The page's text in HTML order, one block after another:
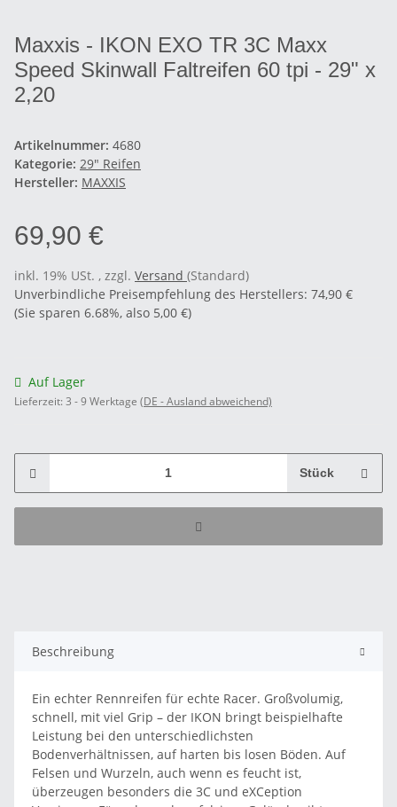
Maxxis - IKON EXO TR 3C Maxx
Speed Skinwall Faltreifen 60 tpi - 29" x
2,20
Artikelnummer: 4680
Kategorie: 29" Reifen
Hersteller: MAXXIS
69,90 €
inkl. 19% USt. , zzgl. Versand (Standard)
Unverbindliche Preisempfehlung des Herstellers: 74,90 €
(Sie sparen 6.68%, also 5,00 €)
Auf Lager
Lieferzeit: 3 - 9 Werktage (DE - Ausland abweichend)
Stück
Beschreibung
Ein echter Rennreifen für echte Racer. Großvolumig,
schnell, mit viel Grip – der IKON bringt beispielhafte
Leistung bei den unterschiedlichsten
Bodenverhältnissen, auf harten bis losen Böden. Auf
Felsen und Wurzeln, auch wenn es feucht ist,
überzeugen besonders die 3C und eXCeption